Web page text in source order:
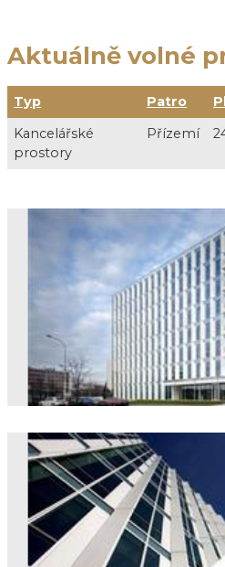
Aktuálně volné
Typ Patro
Kancelářské
prostory
Přízemí